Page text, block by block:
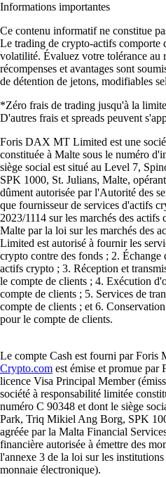
Informations importantes
Ce contenu informatif ne constitue
Le trading de crypto-actifs comporte
volatilité. Évaluez votre tolérance au
récompenses et avantages sont
de détention de jetons, modifiables
*Zéro frais de trading jusqu'à la
D'autres frais et spreads peuvent
Foris DAX MT Limited est une
constituée à Malte sous le numéro
siège social est situé au Level 7,
SPK 1000, St. Julians, Malte,
dûment autorisée par l'Autorité des
que fournisseur de services d'actifs
2023/1114 sur les marchés des
Malte par la loi sur les marchés des
Limited est autorisé à fournir les
crypto contre des fonds ; 2.
actifs crypto ; 3. Réception et
le compte de clients ; 4. Exécution
compte de clients ; 5. Services de
compte de clients ; et 6.
pour le compte de clients.
Le compte Cash est fourni par Foris
Crypto.com est émise et promue
licence Visa Principal Member
société à responsabilité limitée
numéro C 90348 et dont le siège
Park, Triq Mikiel Ang Borg, SPK
agréée par la Malta Financial
financière autorisée à émettre des
l'annexe 3 de la loi sur les
monnaie électronique).